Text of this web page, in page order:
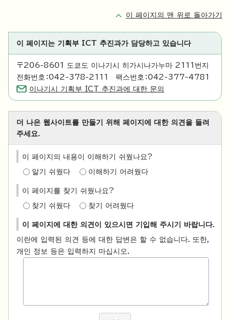
이 페이지의 맨 위로 돌아가기
이 페이지는 기획부 ICT 추진과가 담당하고 있습니다
〒206-8601 도쿄도 이나기시 히가시나가누마 2111번지
전화번호：042-378-2111 팩스번호：042-377-4781
이나기시 기획부 ICT 추진과에 대한 문의
더 나은 웹사이트를 만들기 위해 페이지에 대한 의견을 들려
주세요.
이 페이지의 내용이 이해하기 쉬웠나요?
알기 쉬웠다 이해하기 어려웠다
이 페이지를 찾기 쉬웠나요?
찾기 쉬웠다 찾기 어려웠다
이 페이지에 대한 의견이 있으시면 기입해 주시기 바랍니다.
이란에 입력된 의견 등에 대한 답변은 할 수 없습니다. 또한,
개인 정보 등은 입력하지 마십시오.